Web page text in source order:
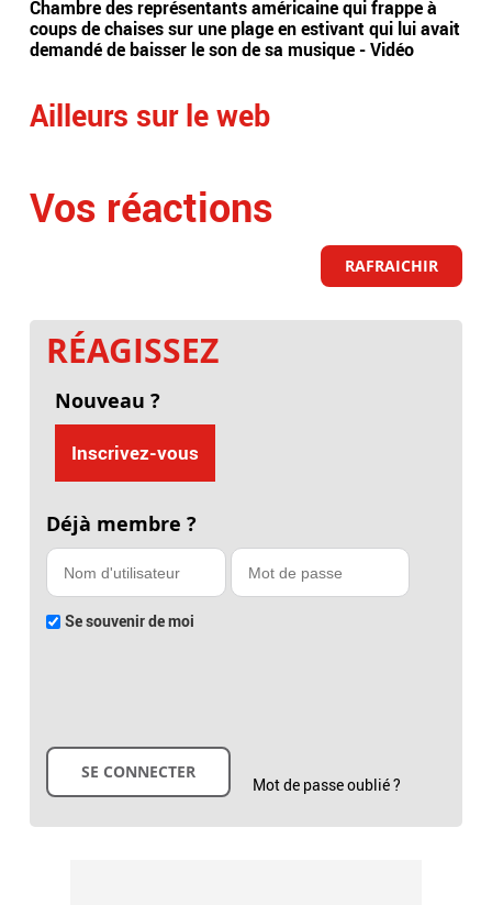
Chambre des représentants américaine qui frappe à
coups de chaises sur une plage en estivant qui lui avait
demandé de baisser le son de sa musique - Vidéo
Ailleurs sur le web
Vos réactions
RAFRAICHIR
RÉAGISSEZ
Nouveau ?
Inscrivez-vous
Déjà membre ?
Se souvenir de moi
Mot de passe oublié ?